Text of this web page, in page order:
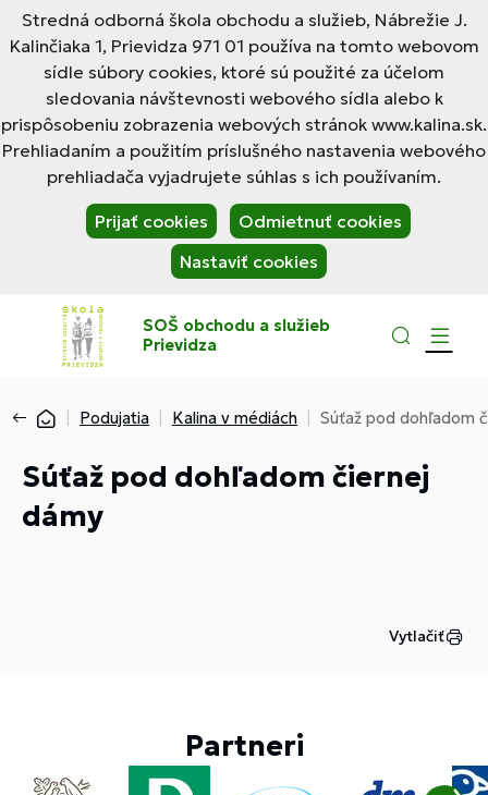
Stredná odborná škola obchodu a služieb, Nábrežie J.
Kalinčiaka 1, Prievidza 971 01 používa na tomto webovom
sídle súbory cookies, ktoré sú použité za účelom
sledovania návštevnosti webového sídla alebo k
prispôsobeniu zobrazenia webových stránok www.kalina.sk.
Prehliadaním a použitím príslušného nastavenia webového
prehliadača vyjadrujete súhlas s ich používaním.
Prijať cookies
Odmietnuť cookies
Nastaviť cookies
SOŠ obchodu a služieb
Prievidza
Podujatia Kalina v médiách Súťaž pod dohľadom
Súťaž pod dohľadom čiernej
dámy
Vytlačiť
Partneri